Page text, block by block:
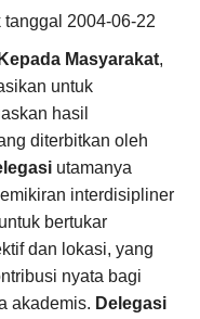
tanggal 2004-06-22
Masyarakat,
untuk
hasil
diterbitkan oleh
utamanya
interdisipliner
bertukar
dan lokasi, yang
nyata bagi
akademis. Delegasi